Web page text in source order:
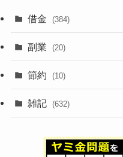
借金 (384)
副業 (20)
節約 (10)
雑記 (632)